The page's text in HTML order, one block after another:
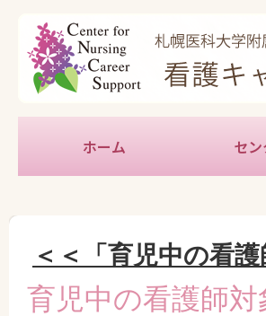
ホーム セ
＜＜「育児中の看
育児中の看護師対